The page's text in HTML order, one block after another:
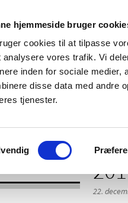
hjemmeside bruger
cookies til at tilpasse
analysere vores trafik. Vi
inden for sociale medier,
disse data med andre
tjenester.
og
Bivirkninger og
produktinformation
22.